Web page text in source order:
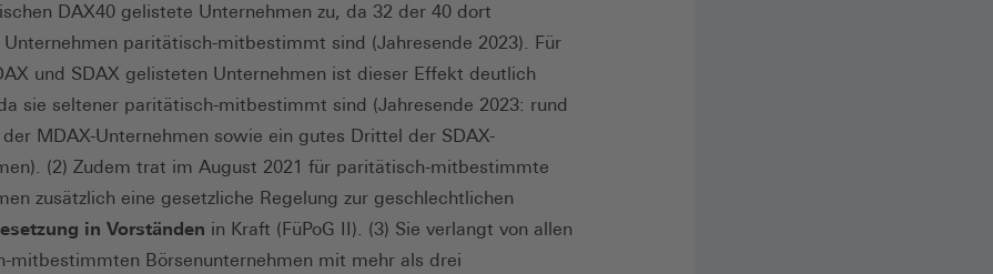
DAX40 gelistete Unternehmen zu, da 32 der 40 dort
paritätisch-mitbestimmt sind (Jahresende 2023). Für
und SDAX gelisteten Unternehmen ist dieser Effekt deutlich
sie seltener paritätisch-mitbestimmt sind (Jahresende 2023: rund
MDAX-Unternehmen sowie ein gutes Drittel der SDAX-
(2) Zudem trat im August 2021 für paritätisch-mitbestimmte
zusätzlich eine gesetzliche Regelung zur geschlechtlichen
in Vorständen in Kraft (FüPoG II). (3) Sie verlangt von allen
mitbestimmten Börsenunternehmen mit mehr als drei